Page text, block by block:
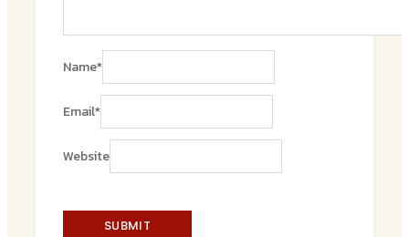
Name*
Email*
Website